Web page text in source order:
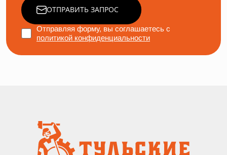
ОТПРАВИТЬ ЗАПРОС
Отправляя форму, вы соглашаетесь с
политикой конфиденциальности